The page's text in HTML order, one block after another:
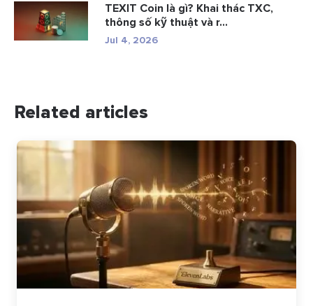
TEXIT Coin là gì? Khai thác TXC,
thông số kỹ thuật và r...
Jul 4, 2026
Related articles